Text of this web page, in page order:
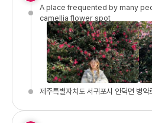
A place frequented by many
camellia flower spot
제주특별자치도 서귀포시 안덕면 병